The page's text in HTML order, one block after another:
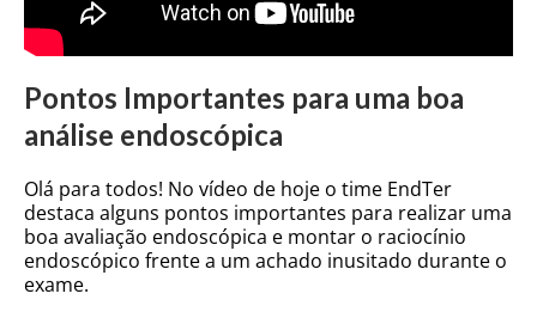
Pontos Importantes para uma boa
análise endoscópica
Olá para todos! No vídeo de hoje o time EndTer
destaca alguns pontos importantes para realizar uma
boa avaliação endoscópica e montar o raciocínio
endoscópico frente a um achado inusitado durante o
exame.